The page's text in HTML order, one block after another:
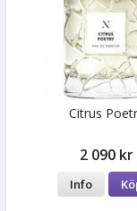
Citrus
2 090 kr
Info